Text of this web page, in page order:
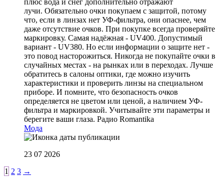
лучи. Обязательно очки покупаем с защитой, потому
что, если в линзах нет УФ-фильтра, они опаснее, чем
даже отсутствие очков. При покупке всегда проверяйте
маркировку. Самая надёжная - UV400. Допустимый
вариант - UV380. Но если информации о защите нет -
это повод насторожиться. Никогда не покупайте очки в
случайных местах - на рынках или в переходах. Лучше
обратитесь в салоны оптики, где можно изучить
характеристики и проверить линзы на специальном
приборе. И помните, что безопасность очков
определяется не цветом или ценой, а наличием УФ-
фильтра и маркировкой. Учитывайте эти параметры и
берегите ваши глаза. Радио Romantika
Мода
23 07 2026
1 2 3 →